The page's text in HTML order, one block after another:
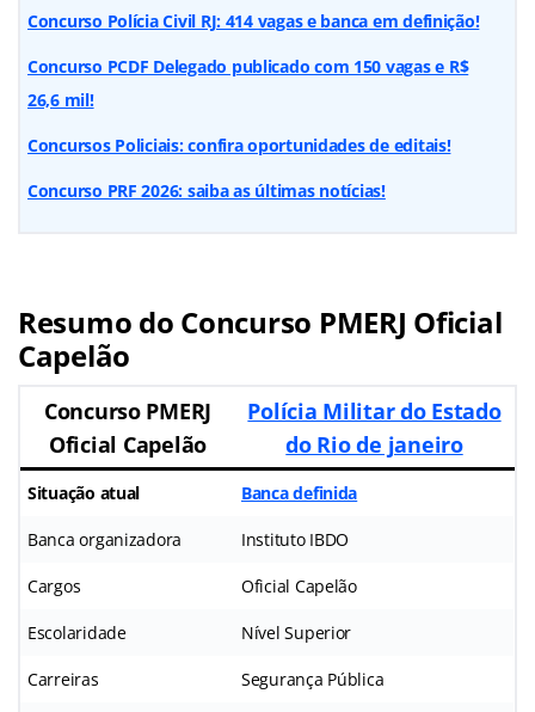
Concurso Polícia Civil RJ: 414 vagas e banca em definição!
Concurso PCDF Delegado publicado com 150 vagas e R$
26,6 mil!
Concursos Policiais: confira oportunidades de editais!
Concurso PRF 2026: saiba as últimas notícias!
Resumo do Concurso PMERJ Oficial
Capelão
Concurso PMERJ
Oficial Capelão
Polícia Militar do Estado
do Rio de janeiro
Situação atual Banca definida
Banca organizadora Instituto IBDO
Cargos Oficial Capelão
Escolaridade Nível Superior
Carreiras Segurança Pública